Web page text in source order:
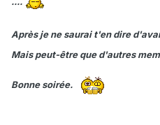
Après je ne saurai t'en dire
Mais peut-être que d'autres
Bonne soirée.